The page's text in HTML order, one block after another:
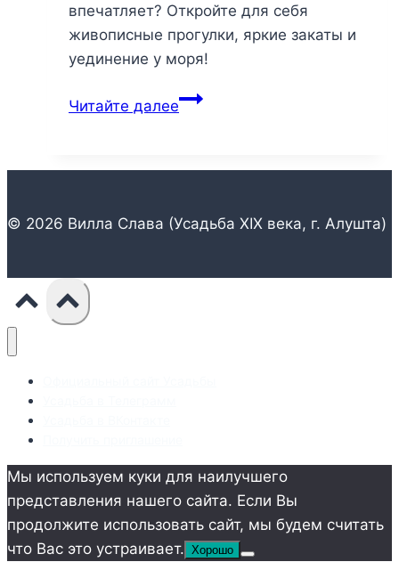
впечатляет? Откройте для себя
живописные прогулки, яркие закаты и
уединение у моря!
Читайте далееЗима
как
уединением
© 2026 Вилла Слава (Усадьба XIX века, г. Алушта)
Мы используем куки для наилучшего
представления нашего сайта. Если Вы
продолжите использовать сайт, мы будем считать
что Вас это устраивает. Хорошо